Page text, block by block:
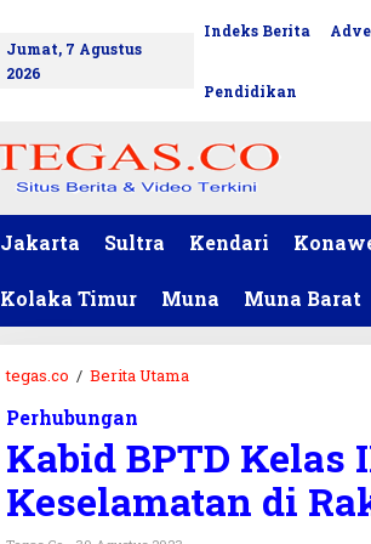
Jumat, 7 Agustus
2026
Indeks Berita
Pendidikan
Jakarta Sultra Kendari
Kolaka Timur Muna Muna Barat
tegas.co / Berita Utama
i
d
B
P
Perhubungan
Kabid BPTD
Keselamatan di